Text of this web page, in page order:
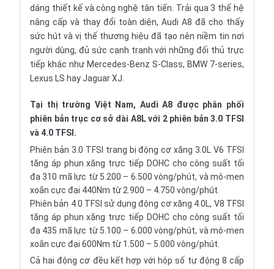
dáng thiết kế và công nghệ tân tiến. Trải qua 3 thế hệ
nâng cấp và thay đổi toàn diện, Audi A8 đã cho thấy
sức hút và vị thế thương hiệu đã tạo nên niềm tin nơi
người dùng, đủ sức cạnh tranh với những đối thủ trực
tiếp khác như Mercedes-Benz S-Class, BMW 7-series,
Lexus LS hayJaguar XJ.
Tại thị trường Việt Nam, Audi A8 được phân phối
phiên bản trục cơ sở dài A8L với 2 phiên bản 3.0 TFSI
và 4.0 TFSI.
Phiên bản 3.0 TFSI trang bị động cơ xăng 3.0L V6 TFSI
tăng áp phun xăng trực tiếp DOHC cho công suất tối
đa 310 mã lực từ 5.200 – 6.500 vòng/phút, và mô-men
xoắn cực đại 440Nm từ 2.900 – 4.750 vòng/phút.
Phiên bản 4.0 TFSI sử dụng động cơ xăng 4.0L, V8 TFSI
tăng áp phun xăng trực tiếp DOHC cho công suất tối
đa 435 mã lực từ 5.100 – 6.000 vòng/phút, và mô-men
xoắn cực đại 600Nm từ 1.500 – 5.000 vòng/phút.
Cả hai động cơ đều kết hợp với hộp số tự động 8 cấp